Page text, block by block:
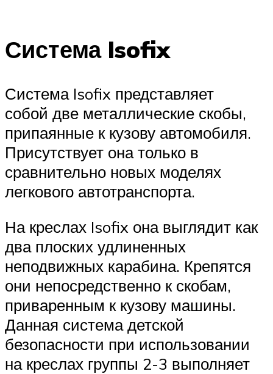
Система Isofix
Система Isofix представляет
собой две металлические скобы,
припаянные к кузову автомобиля.
Присутствует она только в
сравнительно новых моделях
легкового автотранспорта.
На креслах Isofix она выглядит как
два плоских удлиненных
неподвижных карабина. Крепятся
они непосредственно к скобам,
приваренным к кузову машины.
Данная система детской
безопасности при использовании
на креслах группы 2-3 выполняет